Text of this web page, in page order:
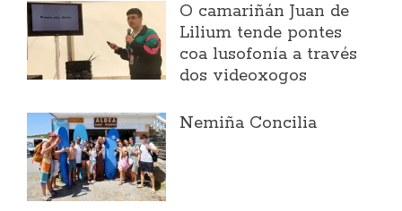
O camariñán Juan de
Lilium tende pontes
coa lusofonía a través
dos videoxogos
Nemiña Concilia